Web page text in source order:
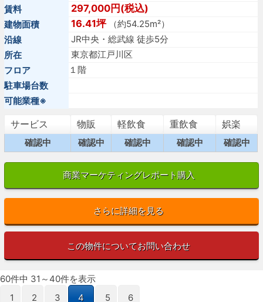
賃料
297,000円(税込)
建物面積 16.41坪（約54.25m²）
沿線
JR中央・総武線 徒歩5分
所在
東京都江戸川区
フロア
１階
駐車場台数
可能業種※
サービス 物販 軽飲食 重飲食 娯楽
確認中 確認中 確認中 確認中 確認中
商業マーケティングレポート購入
さらに詳細を見る
この物件についてお問い合わせ
60件中 31～40件を表示
1
2 3 4 5 6